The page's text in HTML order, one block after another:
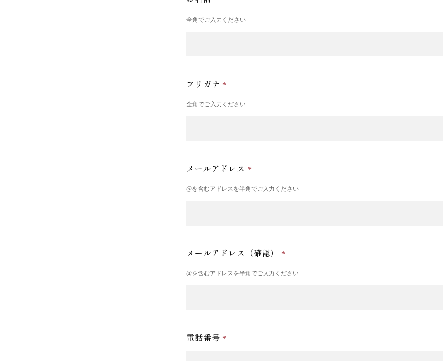
全角でご入力ください
フリガナ
全角でご入力ください
メールアドレス
@を含むアドレスを半角でご入力ください
メールアドレス（確認）
@を含むアドレスを半角でご入力ください
電話番号